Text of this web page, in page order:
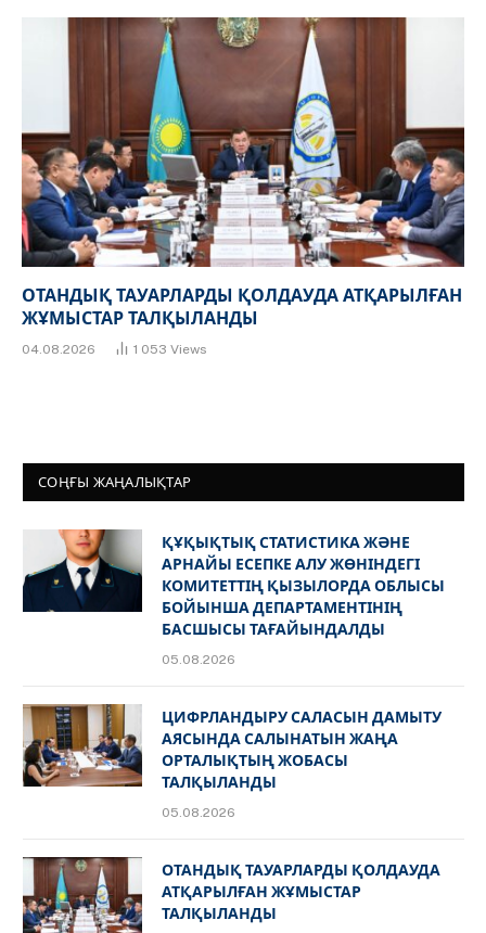
ОТАНДЫҚ ТАУАРЛАРДЫ ҚОЛДАУДА АТҚАРЫЛҒАН
ЖҰМЫСТАР ТАЛҚЫЛАНДЫ
04.08.2026 1 053 Views
СОҢҒЫ ЖАҢАЛЫҚТАР
ҚҰҚЫҚТЫҚ СТАТИСТИКА ЖӘНЕ
АРНАЙЫ ЕСЕПКЕ АЛУ ЖӨНІНДЕГІ
КОМИТЕТТІҢ ҚЫЗЫЛОРДА ОБЛЫСЫ
БОЙЫНША ДЕПАРТАМЕНТІНІҢ
БАСШЫСЫ ТАҒАЙЫНДАЛДЫ
05.08.2026
ЦИФРЛАНДЫРУ САЛАСЫН ДАМЫТУ
АЯСЫНДА САЛЫНАТЫН ЖАҢА
ОРТАЛЫҚТЫҢ ЖОБАСЫ
ТАЛҚЫЛАНДЫ
05.08.2026
ОТАНДЫҚ ТАУАРЛАРДЫ ҚОЛДАУДА
АТҚАРЫЛҒАН ЖҰМЫСТАР
ТАЛҚЫЛАНДЫ